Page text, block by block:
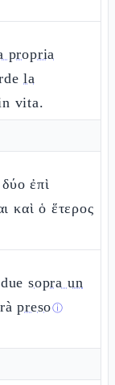
propria
la
vita.
ἐπὶ
καὶ ὁ ἕτερος
sopra un
presoⓘ